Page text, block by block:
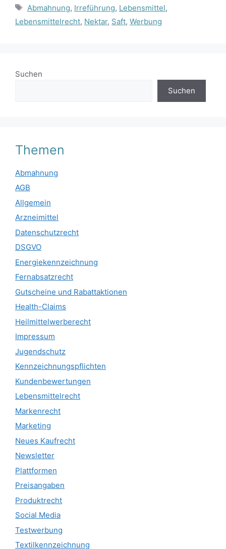
Schlagwörter
Abmahnung, Irreführung, Lebensmittel,
Lebensmittelrecht, Nektar, Saft, Werbung
Suchen
Suchen
Themen
Abmahnung
AGB
Allgemein
Arzneimittel
Datenschutzrecht
DSGVO
Energiekennzeichnung
Fernabsatzrecht
Gutscheine und Rabattaktionen
Health-Claims
Heilmittelwerberecht
Impressum
Jugendschutz
Kennzeichnungspflichten
Kundenbewertungen
Lebensmittelrecht
Markenrecht
Marketing
Neues Kaufrecht
Newsletter
Plattformen
Preisangaben
Produktrecht
Social Media
Testwerbung
Textilkennzeichnung